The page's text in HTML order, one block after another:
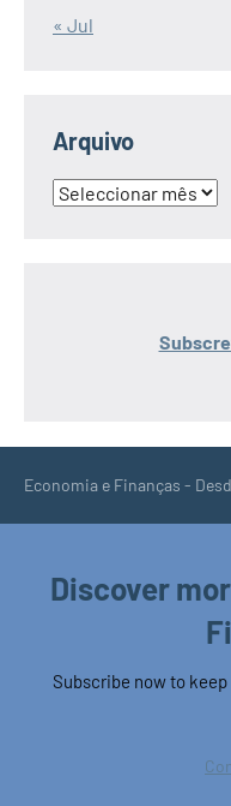
« Jul
Arquivo
Arquivo
Economia e Finanças -
Discover
Subscribe now to